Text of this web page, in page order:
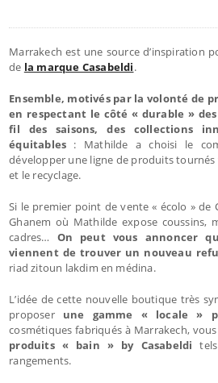
Marrakech est une source d’inspiration
de la marque Casabeldi.
Ensemble, motivés par la volonté de
en respectant le côté « durable »
fil des saisons, des collections
équitables : Mathilde a choisi le
développer une ligne de produits
et le recyclage.
Si le premier point de vente « écolo » de
Ghanem où Mathilde expose coussins,
cadres… On peut vous annoncer
viennent de trouver un nouveau
riad zitoun lakdim en médina.
L’idée de cette nouvelle boutique très
proposer une gamme « locale »
cosmétiques fabriqués à Marrakech,
produits « bain » by Casabeldi
rangements.